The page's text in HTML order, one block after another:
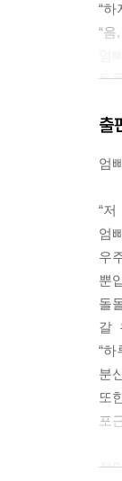
“하
“
돌
---
출
엄
“
엄
우
뿐
돌
갈
“
분
또
포
정